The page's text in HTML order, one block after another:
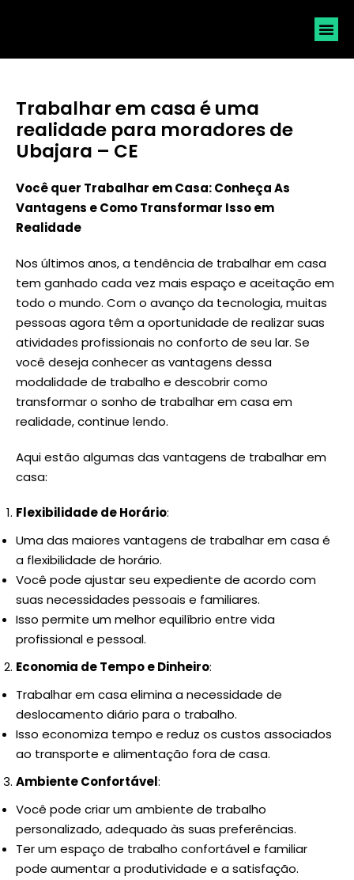
Trabalhar em casa é uma
realidade para moradores de
Ubajara – CE
Você quer Trabalhar em Casa: Conheça As
Vantagens e Como Transformar Isso em
Realidade
Nos últimos anos, a tendência de trabalhar em casa
tem ganhado cada vez mais espaço e aceitação em
todo o mundo. Com o avanço da tecnologia, muitas
pessoas agora têm a oportunidade de realizar suas
atividades profissionais no conforto de seu lar. Se
você deseja conhecer as vantagens dessa
modalidade de trabalho e descobrir como
transformar o sonho de trabalhar em casa em
realidade, continue lendo.
Aqui estão algumas das vantagens de trabalhar em
casa:
Flexibilidade de Horário:
Uma das maiores vantagens de trabalhar em casa é
a flexibilidade de horário.
Você pode ajustar seu expediente de acordo com
suas necessidades pessoais e familiares.
Isso permite um melhor equilíbrio entre vida
profissional e pessoal.
Economia de Tempo e Dinheiro:
Trabalhar em casa elimina a necessidade de
deslocamento diário para o trabalho.
Isso economiza tempo e reduz os custos associados
ao transporte e alimentação fora de casa.
Ambiente Confortável:
Você pode criar um ambiente de trabalho
personalizado, adequado às suas preferências.
Ter um espaço de trabalho confortável e familiar
pode aumentar a produtividade e a satisfação.